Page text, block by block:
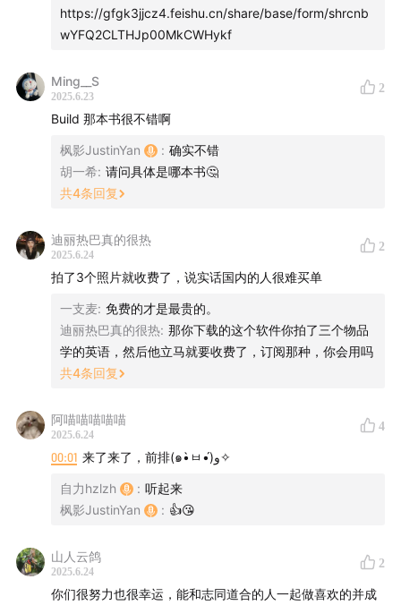
奖，有没有哪些是你觉得不好的一面，是你不想要的。
01:51:46如果完全不需要考虑收入的话，你最想做什
相关信息
强哥提到的书: 《禅与摩托车维修》
Clu 提到的视频来自《Designed By Apple Intention》
- WWDC 2013
requires focus. … Delight. Surprise. Love.
Connection. Then we begin to craft around our
for every yes.”
节目中提到的 61 参加的一期播客:
83. 三十而立，放弃
该放弃的，追求该追求的（谜底科技创始人 61） - UX
小宇宙链接👉
幕后制作
主播:枫影 Justin Yan
后期: 静静
监制:枫影 Justin Yan
https://gfgk3jjcz4.feishu.cn/share/base/form/shrcnb
wYFQ2CLTHJp00MkCWHykf
Ming__S
2025.6.23
2
Build 那本书很不错啊
枫影JustinYan : 确实不错
胡一希: 请问具体是哪本书🤔
共4条回复
迪丽热巴真的很热
2025.6.24
2
拍了3个照片就收费了，说实话国内的人很难买单
一支麦: 免费的才是最贵的。
迪丽热巴真的很热: 那你下载的这个软件你拍了三个物品
学的英语，然后他立马就要收费了，订阅那种，你会用吗
共4条回复
阿喵喵喵喵喵
2025.6.24
4
00:01 来了来了，前排(๑•̀ㅂ•́)و✧
自力hzlzh : 听起来
枫影JustinYan
: 👍😘
山人云鸽
2025.6.24
2
你们很努力也很幸运，能和志同道合的人一起做喜欢的并成